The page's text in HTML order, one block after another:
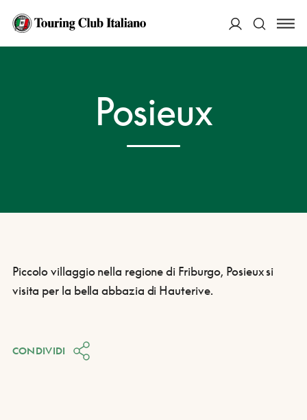
HOME
Posieux
Piccolo villaggio nella regione di Friburgo, Posieux si
visita per la bella abbazia di Hauterive.
CONDIVIDI